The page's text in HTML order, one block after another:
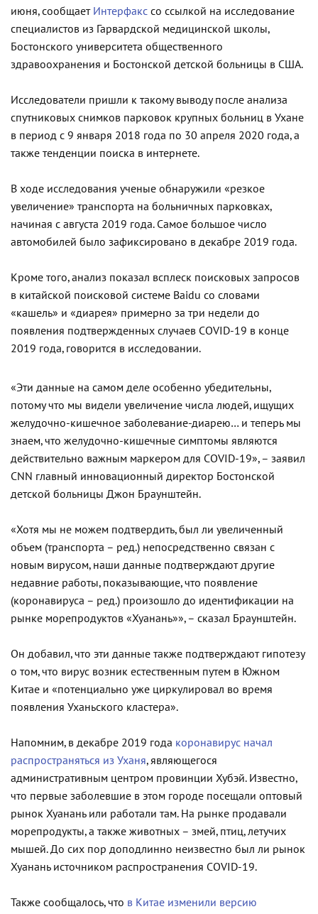
июня, сообщает Интерфакс со ссылкой на исследование
специалистов из Гарвардской медицинской школы,
Бостонского университета общественного
здравоохранения и Бостонской детской больницы в США.
Исследователи пришли к такому выводу после анализа
спутниковых снимков парковок крупных больниц в Ухане
в период с 9 января 2018 года по 30 апреля 2020 года, а
также тенденции поиска в интернете.
В ходе исследования ученые обнаружили «резкое
увеличение» транспорта на больничных парковках,
начиная с августа 2019 года. Самое большое число
автомобилей было зафиксировано в декабре 2019 года.
Кроме того, анализ показал всплеск поисковых запросов
в китайской поисковой системе Baidu со словами
«кашель» и «диарея» примерно за три недели до
появления подтвержденных случаев COVID-19 в конце
2019 года, говорится в исследовании.
«Эти данные на самом деле особенно убедительны,
потому что мы видели увеличение числа людей, ищущих
желудочно-кишечное заболевание-диарею… и теперь мы
знаем, что желудочно-кишечные симптомы являются
действительно важным маркером для COVID-19», – заявил
CNN главный инновационный директор Бостонской
детской больницы Джон Браунштейн.
«Хотя мы не можем подтвердить, был ли увеличенный
объем (транспорта – ред.) непосредственно связан с
новым вирусом, наши данные подтверждают другие
недавние работы, показывающие, что появление
(коронавируса – ред.) произошло до идентификации на
рынке морепродуктов «Хуанань»», – сказал Браунштейн.
Он добавил, что эти данные также подтверждают гипотезу
о том, что вирус возник естественным путем в Южном
Китае и «потенциально уже циркулировал во время
появления Уханьского кластера».
Напомним, в декабре 2019 года коронавирус начал
распространяться из Уханя, являющегося
административным центром провинции Хубэй. Известно,
что первые заболевшие в этом городе посещали оптовый
рынок Хуанань или работали там. На рынке продавали
морепродукты, а также животных – змей, птиц, летучих
мышей. До сих пор доподлинно неизвестно был ли рынок
Хуанань источником распространения COVID-19.
Также сообщалось, что в Китае изменили версию